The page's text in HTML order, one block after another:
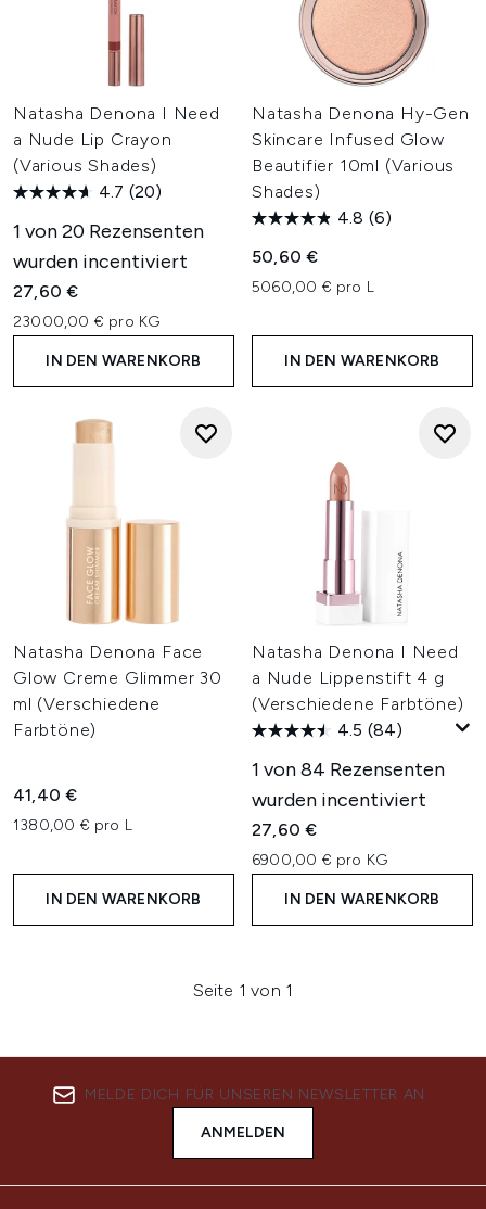
Natasha Denona I Need
a Nude Lip Crayon
(Various Shades)
4.7 (20)
1 von 20 Rezensenten
wurden incentiviert
27,60 €
23000,00 € pro KG
IN DEN WARENKORB
Natasha Denona Hy-Gen
Skincare Infused Glow
Beautifier 10ml (Various
Shades)
4.8 (6)
50,60 €
5060,00 € pro L
IN DEN WARENKORB
Natasha Denona Face
Glow Creme Glimmer 30
ml (Verschiedene
Farbtöne)
41,40 €
1380,00 € pro L
IN DEN WARENKORB
Natasha Denona I Need
a Nude Lippenstift 4 g
(Verschiedene Farbtöne)
4.5 (84)
1 von 84 Rezensenten
wurden incentiviert
27,60 €
6900,00 € pro KG
IN DEN WARENKORB
Seite 1 von 1
MELDE DICH FÜR UNSEREN NEWSLETTER AN
ANMELDEN